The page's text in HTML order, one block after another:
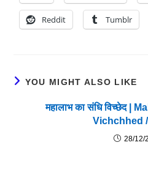
Reddit Tumblr
YOU MIGHT ALSO LIKE
महालाभ का संधि विच्छेद |
Vichchhed
28/12/